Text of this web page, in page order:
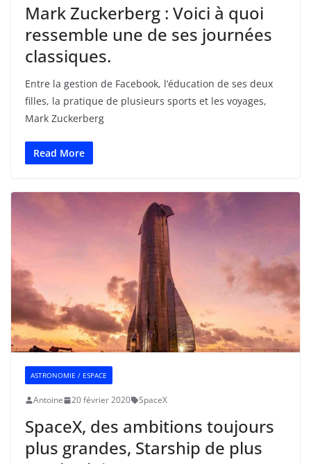
Mark Zuckerberg : Voici à quoi
ressemble une de ses journées
classiques.
Entre la gestion de Facebook, l’éducation de ses deux
filles, la pratique de plusieurs sports et les voyages,
Mark Zuckerberg
Read More
ASTRONOMIE / ESPACE
Antoine 20 février 2020 SpaceX
SpaceX, des ambitions toujours
plus grandes, Starship de plus